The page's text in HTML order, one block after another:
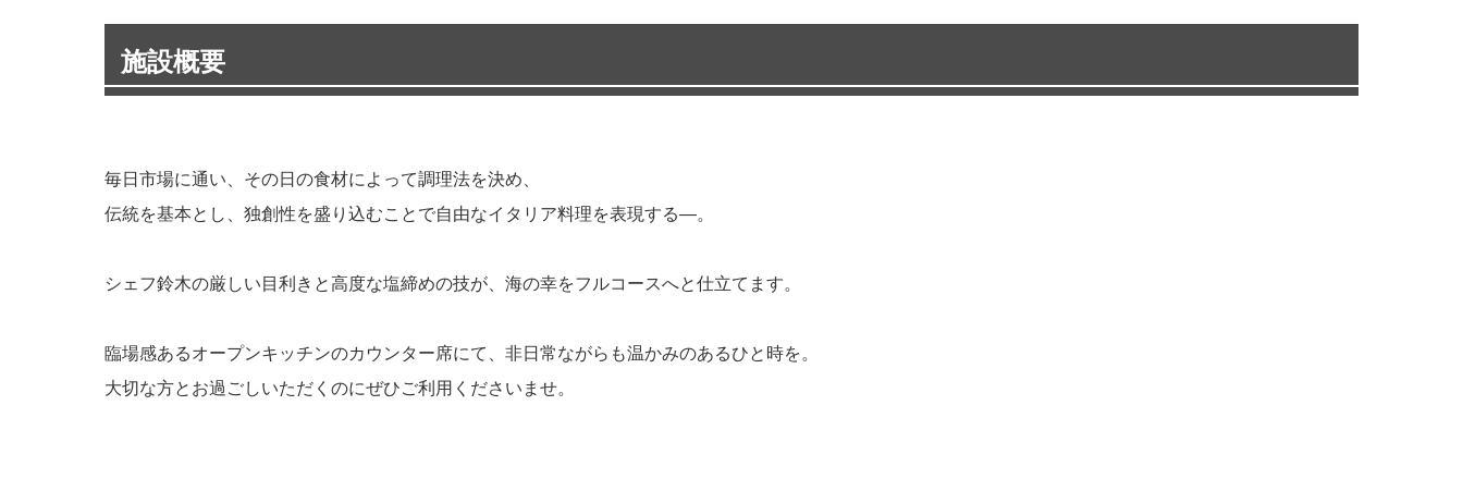
施設概要
毎日市場に通い、その日の食材によって調理法を決め、
伝統を基本とし、独創性を盛り込むことで自由なイタリア料理を表現する―。
シェフ鈴木の厳しい目利きと高度な塩締めの技が、海の幸をフルコースへと仕立てます。
臨場感あるオープンキッチンのカウンター席にて、非日常ながらも温かみのあるひと時を。
大切な方とお過ごしいただくのにぜひご利用くださいませ。